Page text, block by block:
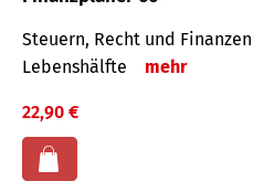
Steuern, Recht und
Lebenshälfte
mehr
22,90 €